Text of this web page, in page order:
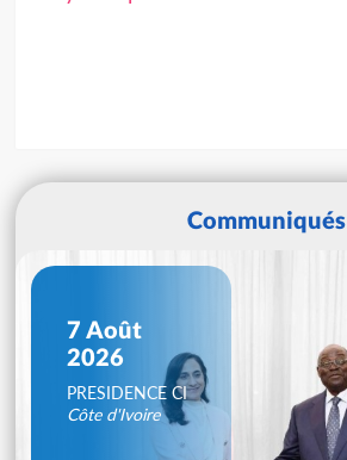
Communiqués
7 Août
2026
PRESIDENCE CI
Côte d'Ivoire